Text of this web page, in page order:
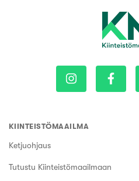
KIINTEISTÖMAAILMA
Ketjuohjaus
Tutustu Kiinteistömaailmaan